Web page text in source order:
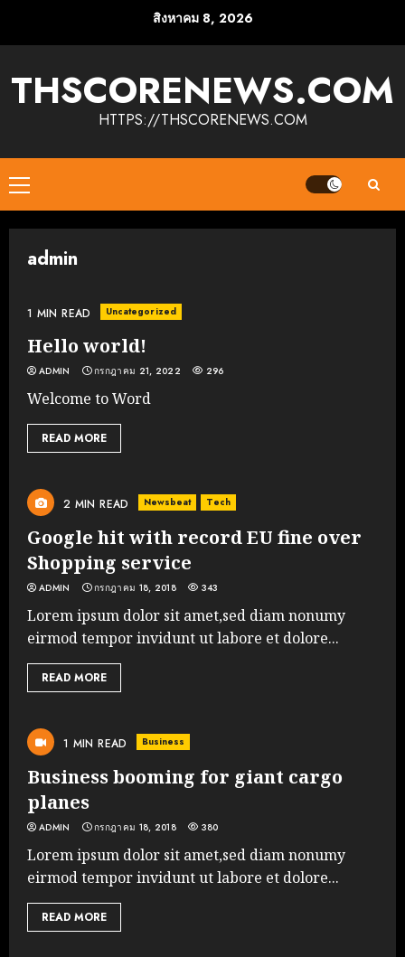
สิงหาคม 8, 2026
THSCORENEWS.COM
HTTPS://THSCORENEWS.COM
Primary
Menu
admin
1 MIN READ Uncategorized
Hello world!
ADMIN กรกฎาคม 21, 2022 296
Welcome to Word
READ MORE
2 MIN READ Newsbeat Tech
Google hit with record EU fine over
Shopping service
ADMIN กรกฎาคม 18, 2018 343
Lorem ipsum dolor sit amet,sed diam nonumy
eirmod tempor invidunt ut labore et dolore...
READ MORE
1 MIN READ Business
Business booming for giant cargo
planes
ADMIN กรกฎาคม 18, 2018 380
Lorem ipsum dolor sit amet,sed diam nonumy
eirmod tempor invidunt ut labore et dolore...
READ MORE